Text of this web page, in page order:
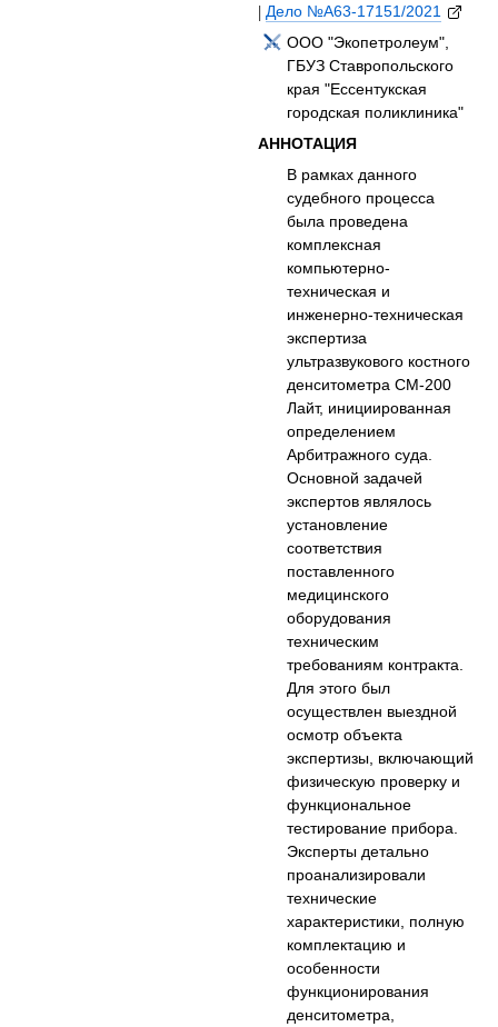
|Дело №А63-17151/2021
ООО "Экопетролеум",
ГБУЗ Ставропольского
края "Ессентукская
городская поликлиника"
АННОТАЦИЯ
В рамках данного
судебного процесса
была проведена
комплексная
компьютерно-
техническая и
инженерно-техническая
экспертиза
ультразвукового костного
денситометра СМ-200
Лайт, инициированная
определением
Арбитражного суда.
Основной задачей
экспертов являлось
установление
соответствия
поставленного
медицинского
оборудования
техническим
требованиям контракта.
Для этого был
осуществлен выездной
осмотр объекта
экспертизы, включающий
физическую проверку и
функциональное
тестирование прибора.
Эксперты детально
проанализировали
технические
характеристики, полную
комплектацию и
особенности
функционирования
денситометра,